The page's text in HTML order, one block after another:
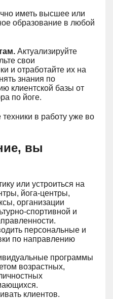
иметь высшее или
образование в любой
Актуализируйте
свои
и отработайте их на
знания по
клиентской базы от
по йоге.
в работу уже во
вы
или устроиться на
йога-центры,
организации
спортивной и
персональные и
по направлению
программы
возрастных,
клиентов.